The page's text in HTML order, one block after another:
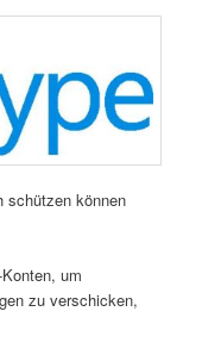
schützen können
um
zu verschicken,